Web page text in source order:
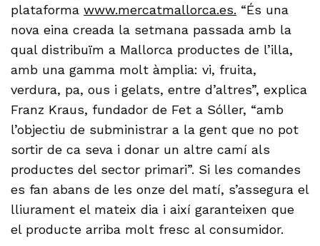
plataformawww.mercatmallorca.es. “És una
nova eina creada la setmana passada amb la
qual distribuïm a Mallorca productes de l’illa,
amb una gamma molt àmplia: vi, fruita,
verdura, pa, ous i gelats, entre d’altres”, explica
Franz Kraus, fundador de Fet a Sóller, “amb
l’objectiu de subministrar a la gent que no pot
sortir de ca seva i donar un altre camí als
productes del sector primari”. Si les comandes
es fan abans de les onze del matí, s’assegura el
lliurament el mateix dia i així garanteixen que
el producte arriba molt fresc al consumidor.